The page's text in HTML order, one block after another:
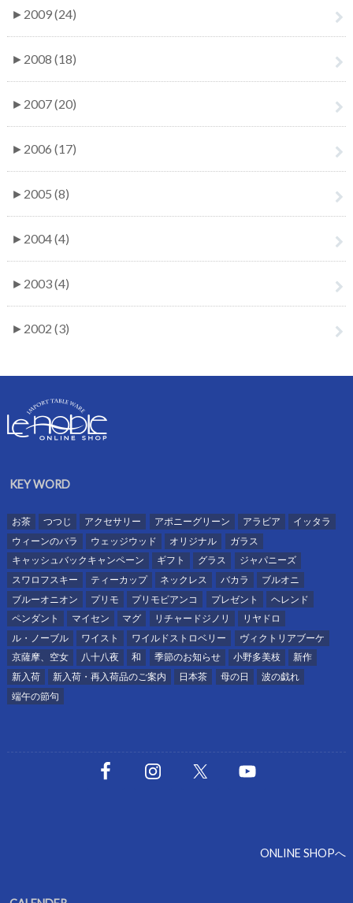
► 2009 (24)
► 2008 (18)
► 2007 (20)
► 2006 (17)
► 2005 (8)
► 2004 (4)
► 2003 (4)
► 2002 (3)
KEY WORD
お茶 つつじ アクセサリー アポニーグリーン アラビア
イッタラ
ウィーンのバラ
ウェッジウッド オリジナル
ガラス
キャッシュバックキャンペーン
ギフト グラス
ジャパニーズ
スワロフスキー
ティーカップ ネックレス バカラ
ブルオニ
ブルーオニオン
プリモ プリモビアンコ プレゼント
ヘレンド
ペンダント
マイセン マグ リチャードジノリ
リヤドロ
ル・ノーブル
ワイスト ワイルドストロベリー
ヴィクトリアブーケ
京薩摩、空女
八十八夜 和 季節のお知らせ 小野多美枝
新作
新入荷
新入荷・再入荷品のご案内 日本茶 母の日
波の戯れ
端午の節句
ONLINE SHOPへ